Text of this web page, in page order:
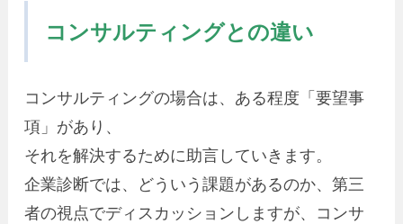
コンサルティングとの違い
コンサルティングの場合は、ある程度「要望事
項」があり、
それを解決するために助言していきます。
企業診断では、どういう課題があるのか、第三
者の視点でディスカッションしますが、コンサ